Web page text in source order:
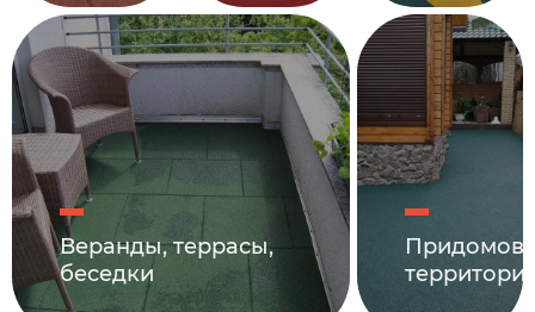
Веранды, террасы,
беседки